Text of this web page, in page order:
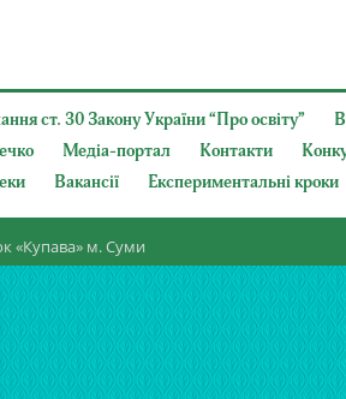
ст. 30 Закону України “Про освіту”
Медіа-портал Контакти
Вакансії Експериментальні кроки
«Купава» м. Суми